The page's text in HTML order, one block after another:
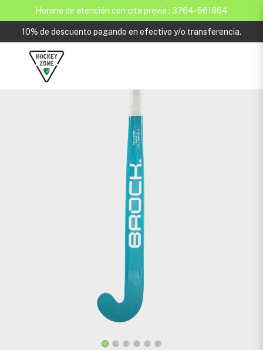
Horario de atención con cita previa : 3764-561664
10% de descuento pagando en efectivo y/o transferencia.